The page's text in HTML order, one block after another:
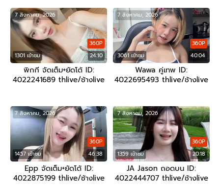
1301 เข้าชม 24:10
360P
7 สิงหาคม, 2026
พิกกี จัดเต็ม+ยัดโด้ ID:
4022241689 thlive/ช้างlive
3061 เข้าชม 40:04
360P
7 สิงหาคม, 2026
Wawa คู่เทพ ID:
4022695493 thlive/ช้างlive
1457 เข้าชม 46:38
360P
7 สิงหาคม, 2026
Epp จัดเต็ม+ยัดโด้ ID:
4022875199 thlive/ช้างlive
1359 เข้าชม 20:18
360P
7 สิงหาคม, 2026
JA Jason ถอดบน ID:
4022444707 thlive/ช้างlive